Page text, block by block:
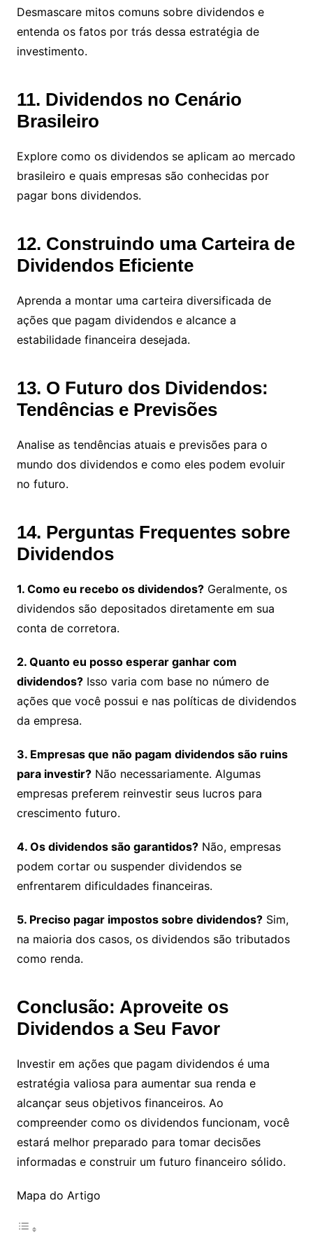
Desmascare mitos comuns sobre dividendos e
entenda os fatos por trás dessa estratégia de
investimento.
11. Dividendos no Cenário
Brasileiro
Explore como os dividendos se aplicam ao mercado
brasileiro e quais empresas são conhecidas por
pagar bons dividendos.
12. Construindo uma Carteira de
Dividendos Eficiente
Aprenda a montar uma carteira diversificada de
ações que pagam dividendos e alcance a
estabilidade financeira desejada.
13. O Futuro dos Dividendos:
Tendências e Previsões
Analise as tendências atuais e previsões para o
mundo dos dividendos e como eles podem evoluir
no futuro.
14. Perguntas Frequentes sobre
Dividendos
1. Como eu recebo os dividendos?Geralmente, os
dividendos são depositados diretamente em sua
conta de corretora.
2. Quanto eu posso esperar ganhar com
dividendos?Isso varia com base no número de
ações que você possui e nas políticas de dividendos
da empresa.
3. Empresas que não pagam dividendos são ruins
para investir?Não necessariamente. Algumas
empresas preferem reinvestir seus lucros para
crescimento futuro.
4. Os dividendos são garantidos?Não, empresas
podem cortar ou suspender dividendos se
enfrentarem dificuldades financeiras.
5. Preciso pagar impostos sobre dividendos?Sim,
na maioria dos casos, os dividendos são tributados
como renda.
Conclusão: Aproveite os
Dividendos a Seu Favor
Investir em ações que pagam dividendos é uma
estratégia valiosa para aumentar sua renda e
alcançar seus objetivos financeiros. Ao
compreender como os dividendos funcionam, você
estará melhor preparado para tomar decisões
informadas e construir um futuro financeiro sólido.
Mapa do Artigo